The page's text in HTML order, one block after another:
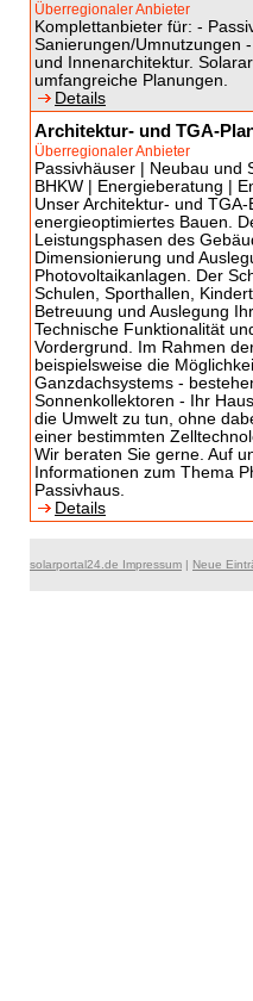
Überregionaler Anbieter
Komplettanbieter für: -
Sanierungen/Umnutzungen
und Innenarchitektur.
umfangreiche Planungen.
Details
Architektur- und TGA-
Überregionaler Anbieter
Passivhäuser | Neubau und
BHKW | Energieberatung |
Unser Architektur- und
energieoptimiertes Bauen.
Leistungsphasen des
Dimensionierung und
Photovoltaikanlagen. Der
Schulen, Sporthallen,
Betreuung und Auslegung
Technische Funktionalität
Vordergrund. Im Rahmen
beispielsweise die
Ganzdachsystems -
Sonnenkollektoren - Ihr
die Umwelt zu tun, ohne
einer bestimmten
Wir beraten Sie gerne. Auf
Informationen zum Thema
Passivhaus.
Details
solarportal24.de Impressum | Neue